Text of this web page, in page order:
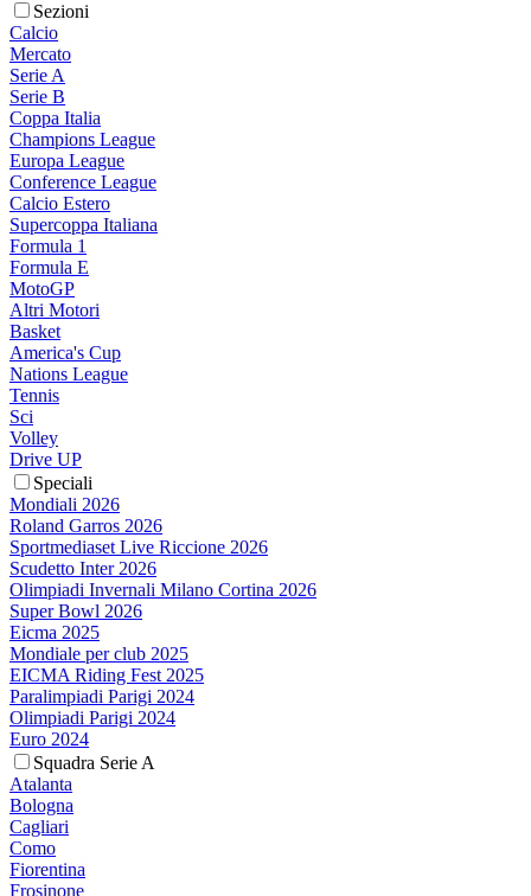
Sezioni
Calcio
Mercato
Serie A
Serie B
Coppa Italia
Champions League
Europa League
Conference League
Calcio Estero
Supercoppa Italiana
Formula 1
Formula E
MotoGP
Altri Motori
Basket
America's Cup
Nations League
Tennis
Sci
Volley
Drive UP
Speciali
Mondiali 2026
Roland Garros 2026
Sportmediaset Live Riccione 2026
Scudetto Inter 2026
Olimpiadi Invernali Milano Cortina 2026
Super Bowl 2026
Eicma 2025
Mondiale per club 2025
EICMA Riding Fest 2025
Paralimpiadi Parigi 2024
Olimpiadi Parigi 2024
Euro 2024
Squadra Serie A
Atalanta
Bologna
Cagliari
Como
Fiorentina
Frosinone